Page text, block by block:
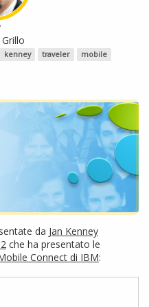
kenney traveler
mobile
da Jan Kenney
che ha presentato le
Connect di IBM: